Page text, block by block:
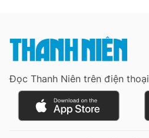
Đọc Thanh Niên trên điện thoại